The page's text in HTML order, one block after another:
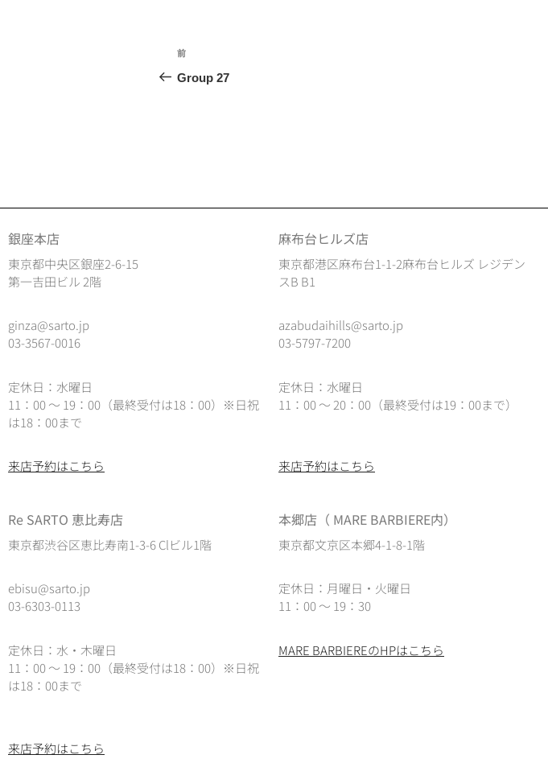
前
Group 27
銀座本店
東京都中央区銀座2-6-15
第一吉田ビル 2階
ginza@sarto.jp
03-3567-0016
定休日：水曜日
11：00 ～ 19：00（最終受付は18：00）※日祝
は18：00まで
麻布台ヒルズ店
東京都港区麻布台1-1-2麻布台ヒルズ レジデン
スB B1
azabudaihills@sarto.jp
03-5797-7200
定休日：水曜日
11：00 ～ 20：00（最終受付は19：00まで）
来店予約はこちら 来店予約はこちら
Re SARTO 恵比寿店
東京都渋谷区恵比寿南1-3-6 Clビル1階
ebisu@sarto.jp
03-6303-0113
定休日：水・木曜日
11：00 ～ 19：00（最終受付は18：00） ※日祝
は18：00まで
本郷店（ MARE BARBIERE内）
東京都文京区本郷4-1-8-1階
定休日：月曜日・火曜日
11：00 ～ 19：30
MARE BARBIEREのHPはこちら
来店予約はこちら